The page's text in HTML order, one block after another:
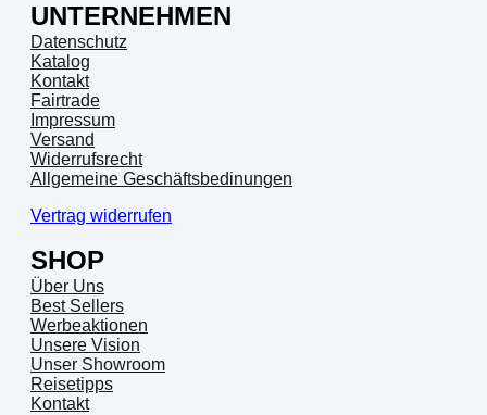
UNTERNEHMEN
Datenschutz
Katalog
Kontakt
Fairtrade
Impressum
Versand
Widerrufsrecht
Allgemeine Geschäftsbedinungen
Vertrag widerrufen
SHOP
Über Uns
Best Sellers
Werbeaktionen
Unsere Vision
Unser Showroom
Reisetipps
Kontakt